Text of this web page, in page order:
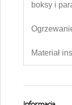
boksy i
Materiał